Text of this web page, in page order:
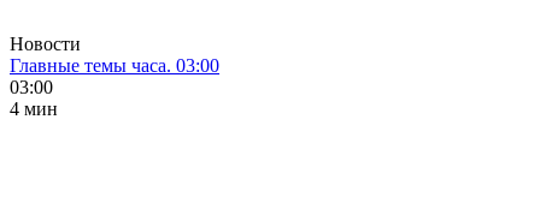
Новости
Главные темы часа. 03:00
03:00
4 мин